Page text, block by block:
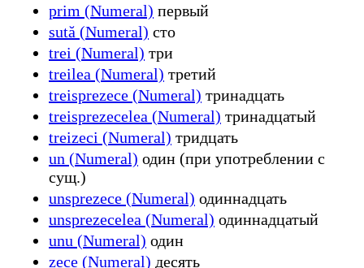
prim (Numeral) первый
sută (Numeral) сто
trei (Numeral) три
treilea (Numeral) третий
treisprezece (Numeral) тринадцать
treisprezecelea (Numeral) тринадцатый
treizeci (Numeral) тридцать
un (Numeral) один (при употреблении с
сущ.)
unsprezece (Numeral) одиннадцать
unsprezecelea (Numeral) одиннадцатый
unu (Numeral) один
zece (Numeral) десять